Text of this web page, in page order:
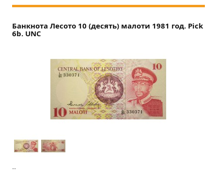
Банкнота Лесото 10 (десять) малоти 1981 год. Pick
6b. UNC
..